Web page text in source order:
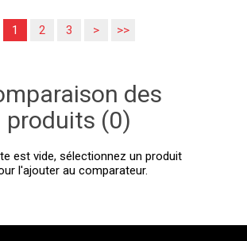
1 2 3 > >>
des
produits (0)
est vide, sélectionnez un produit
l'ajouter au comparateur.